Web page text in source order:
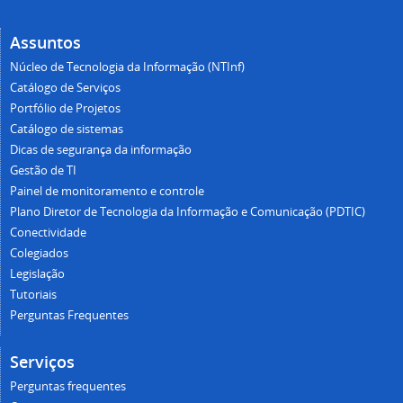
Assuntos
Núcleo de Tecnologia da Informação (NTInf)
Catálogo de Serviços
Portfólio de Projetos
Catálogo de sistemas
Dicas de segurança da informação
Gestão de TI
Painel de monitoramento e controle
Plano Diretor de Tecnologia da Informação e Comunicação (PDTIC)
Conectividade
Colegiados
Legislação
Tutoriais
Perguntas Frequentes
Serviços
Perguntas frequentes